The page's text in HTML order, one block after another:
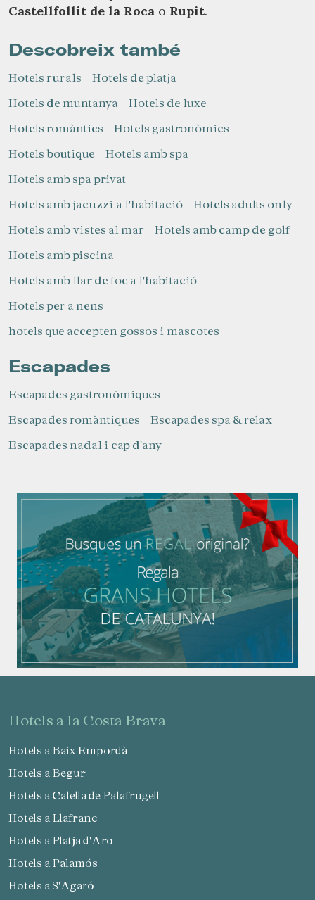
Castellfollit de la Roca o Rupit.
Descobreix també
Hotels rurals
Hotels de platja
Hotels de muntanya
Hotels de luxe
Hotels romàntics
Hotels gastronòmics
Hotels boutique
Hotels amb spa
Hotels amb spa privat
Hotels amb jacuzzi a l'habitació
Hotels adults only
Hotels amb vistes al mar
Hotels amb camp de golf
Hotels amb piscina
Hotels amb llar de foc a l'habitació
Hotels per a nens
hotels que accepten gossos i mascotes
Escapades
Escapades gastronòmiques
Escapades romàntiques
Escapades spa & relax
Escapades nadal i cap d'any
hotels a la Costa Brava
Hotels a Baix Empordà
Hotels a Begur
Hotels a Calella de Palafrugell
Hotels a Llafranc
Hotels a Platja d'Aro
Hotels a Palamós
Hotels a S'Agaró